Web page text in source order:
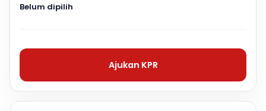
Belum dipilih
Ajukan KPR